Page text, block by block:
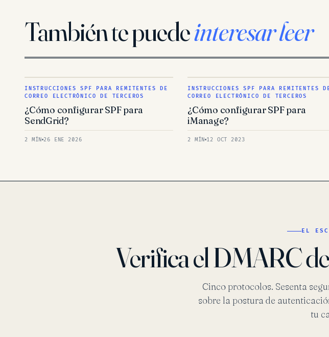
También te puedeinteresar leer
INSTRUCCIONES SPF PARA REMITENTES DE
CORREO ELECTRÓNICO DE TERCEROS
¿Cómo configurar SPF para
SendGrid?
2 MÍN 26 ENE 2026
INSTRUCCIONES SPF PARA REMITENTES
CORREO ELECTRÓNICO DE TERCEROS
¿Cómo configurar SPF para
iManage?
2 MÍN 12 OCT 2023
EL
Verifica el DMARC
Cinco protocolos. Sesenta
sobre la postura de
tu